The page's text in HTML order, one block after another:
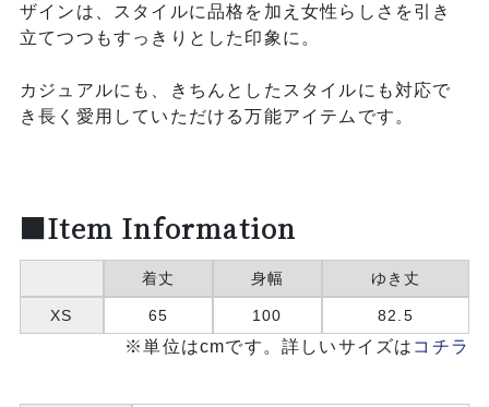
ザインは、スタイルに品格を加え女性らしさを引き
立てつつもすっきりとした印象に。
カジュアルにも、きちんとしたスタイルにも対応で
き長く愛用していただける万能アイテムです。
■Item Information
着丈 身幅 ゆき丈
XS 65 100 82.5
※単位はcmです。詳しいサイズは コチラ